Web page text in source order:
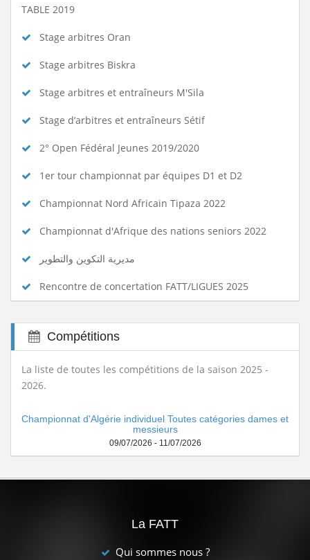
TABLE 2019
Stage arbitres Oran
Stage arbitres Biskra
Stage arbitres et entraîneurs M'Sila
Stage d’arbitres et entraîneurs Sétif
2° Open Fédéral Jeunes 2019/2020
1er tour championnat par équipes D1 et D2
Championnat Nord Africain Tipaza 2022
Championnat d'Afrique des nations seniors 2022
مديرية التكوين والتطوير
Rencontre de concertation FATT/LIGUES 2025
Compétitions
La liste de toutes les compétitions de la saison 2025 -
2026.
Championnat d'Algérie individuel Toutes catégories dames et
messieurs
09/07/2026 - 11/07/2026
La FATT
Qui sommes nous ?